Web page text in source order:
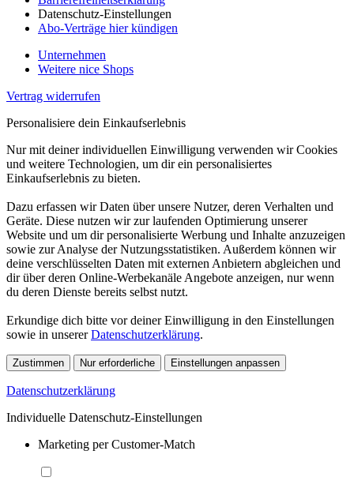
Datenschutz-Einstellungen
Abo-Verträge hier kündigen
Unternehmen
Weitere nice Shops
Vertrag widerrufen
Personalisiere dein Einkaufserlebnis
Nur mit deiner individuellen Einwilligung verwenden wir Cookies
und weitere Technologien, um dir ein personalisiertes
Einkaufserlebnis zu bieten.
Dazu erfassen wir Daten über unsere Nutzer, deren Verhalten und
Geräte. Diese nutzen wir zur laufenden Optimierung unserer
Website und um dir personalisierte Werbung und Inhalte anzuzeigen
sowie zur Analyse der Nutzungsstatistiken. Außerdem können wir
deine verschlüsselten Daten mit externen Anbietern abgleichen und
dir über deren Online-Werbekanäle Angebote anzeigen, nur wenn
du deren Dienste bereits selbst nutzt.
Erkundige dich bitte vor deiner Einwilligung in den Einstellungen
sowie in unsererDatenschutzerklärung.
Zustimmen Nur erforderliche Einstellungen anpassen
Datenschutzerklärung
Individuelle Datenschutz-Einstellungen
Marketing per Customer-Match